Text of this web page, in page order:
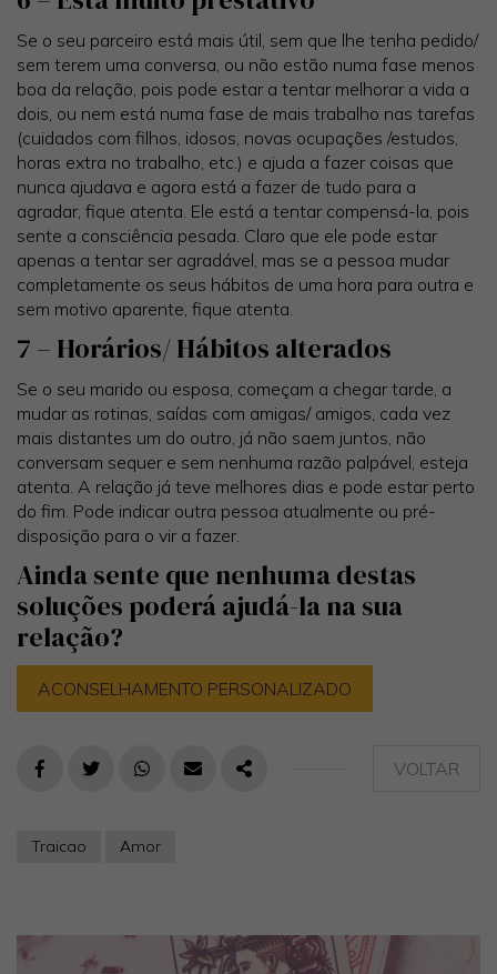
Se o seu parceiro está mais útil, sem que lhe tenha pedido/
sem terem uma conversa, ou não estão numa fase menos
boa da relação, pois pode estar a tentar melhorar a vida a
dois, ou nem está numa fase de mais trabalho nas tarefas
(cuidados com filhos, idosos, novas ocupações /estudos,
horas extra no trabalho, etc.) e ajuda a fazer coisas que
nunca ajudava e agora está a fazer de tudo para a
agradar, fique atenta. Ele está a tentar compensá-la, pois
sente a consciência pesada. Claro que ele pode estar
apenas a tentar ser agradável, mas se a pessoa mudar
completamente os seus hábitos de uma hora para outra e
sem motivo aparente, fique atenta.
7 – Horários/ Hábitos alterados
Se o seu marido ou esposa, começam a chegar tarde, a
mudar as rotinas, saídas com amigas/ amigos, cada vez
mais distantes um do outro, já não saem juntos, não
conversam sequer e sem nenhuma razão palpável, esteja
atenta. A relação já teve melhores dias e pode estar perto
do fim. Pode indicar outra pessoa atualmente ou pré-
disposição para o vir a fazer.
Ainda sente que nenhuma destas
soluções poderá ajudá-la na sua
relação?
ACONSELHAMENTO PERSONALIZADO
FACEBOOKTWITTERWHATSAPP
E-MAILPARTILHAR VOLTAR
Traicao Amor